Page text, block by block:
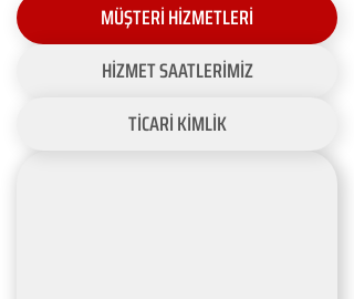
MÜŞTERİ HİZMETLERİ
HİZMET SAATLERİMİZ
TİCARİ KİMLİK